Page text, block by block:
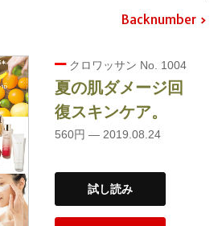
Backnumber
クロワッサン No. 1004
夏の肌ダメージ回
復スキンケア。
560円 — 2019.08.24
試し読み